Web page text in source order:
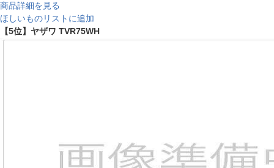
商品詳細を見る
ほしいものリストに追加
【5位】ヤザワ TVR75WH